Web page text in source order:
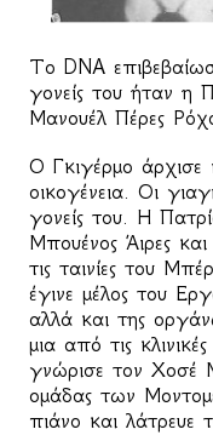
Το DNA
γονείς του ήταν η
Μανουέλ Πέρες
Ο Γκιγέρμο άρχισε
οικογένεια. Οι
γονείς του. Η
Μπουένος Άιρες
τις ταινίες του
έγινε μέλος του
αλλά και της
μια από τις
γνώρισε τον Χοσέ
ομάδας των
πιάνο και λάτρευε